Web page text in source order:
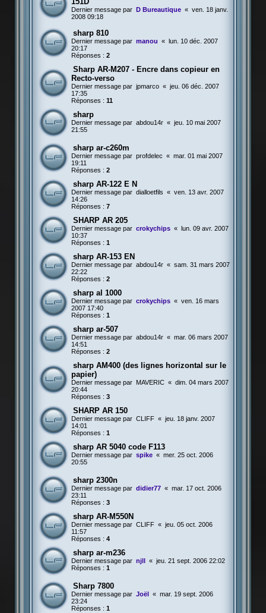
Dernier message par D Bureautique « ven. 18 janv.
2008 09:18
sharp 810
Dernier message par manou «
lun. 10 déc. 2007
20:17
Réponses : 2
Sharp AR-M207 - Encre dans copieur en
Recto-verso
Dernier message par jpmarco « jeu. 06 déc. 2007
17:35
Réponses : 11
sharp
Dernier message par abdou14r « jeu. 10 mai 2007
21:55
sharp ar-c260m
Dernier message par profdelec « mar. 01 mai 2007
19:11
Réponses : 2
sharp AR-122 E N
Dernier message par dialloetfils « ven. 13 avr. 2007
14:26
Réponses : 7
SHARP AR 205
Dernier message par crokychips «
lun. 09 avr. 2007
10:37
Réponses : 1
sharp AR-153 EN
Dernier message par abdou14r « sam. 31 mars 2007
22:22
Réponses : 2
sharp al 1000
Dernier message par crokychips « ven. 16 mars
2007 17:40
Réponses : 1
sharp ar-507
Dernier message par abdou14r « mar. 06 mars 2007
14:51
Réponses : 2
sharp AM400 (des lignes horizontal sur le
papier)
Dernier message par MAVERIC « dim. 04 mars 2007
20:44
Réponses : 3
SHARP AR 150
Dernier message par CLIFF « jeu. 18 janv. 2007
14:01
Réponses : 1
sharp AR 5040 code F113
Dernier message par spike « mer. 25 oct. 2006
20:55
sharp 2300n
Dernier message par didier77 « mar. 17 oct. 2006
23:11
Réponses : 3
sharp AR-M550N
Dernier message par CLIFF « jeu. 05 oct. 2006
11:57
Réponses : 4
sharp ar-m236
Dernier message par njll « jeu. 21 sept. 2006 22:02
Réponses : 1
Sharp 7800
Dernier message par Joël « mar. 19 sept. 2006
23:24
Réponses : 1